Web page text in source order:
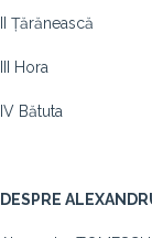
II Țărănească
III Hora
IV Bătuta
DESPRE